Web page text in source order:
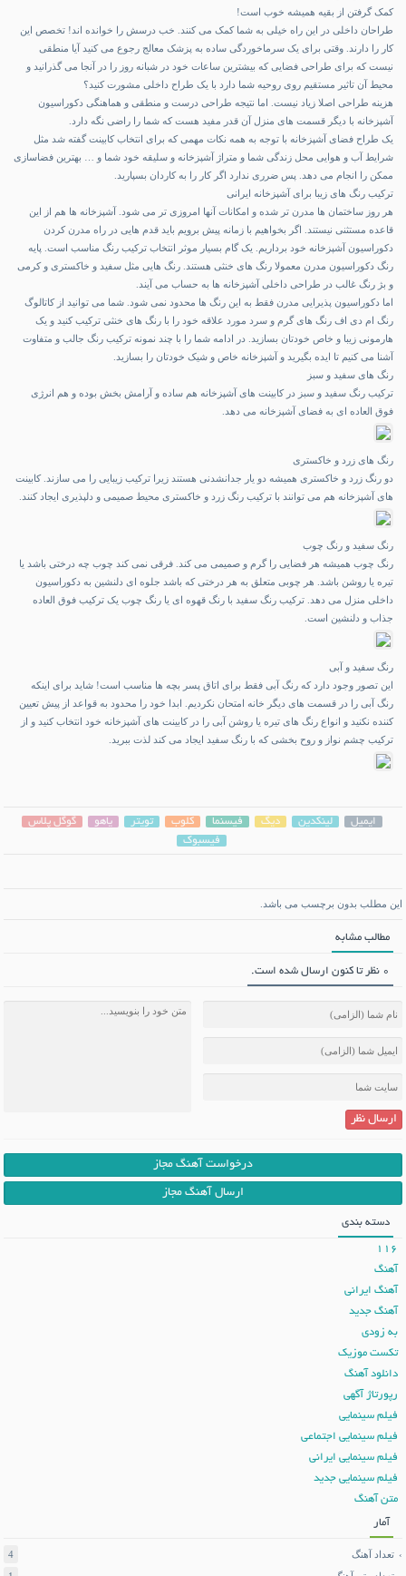
کمک گرفتن از بقیه همیشه خوب است!
طراحان داخلی در این راه خیلی به شما کمک می کنند. خب درسش را خوانده اند! تخصص این
کار را دارند. وقتی برای یک سرماخوردگی ساده به پزشک معالج رجوع می کنید آیا منطقی
نیست که برای طراحی فضایی که بیشترین ساعات خود در شبانه روز را در آنجا می گذرانید و
محیط آن تاثیر مستقیم روی روحیه شما دارد با یک طراح داخلی مشورت کنید؟
هزینه طراحی اصلا زیاد نیست. اما نتیجه طراحی درست و منطقی و هماهنگی دکوراسیون
آشپزخانه با دیگر قسمت های منزل آن قدر مفید هست که شما را راضی نگه دارد.
یک طراح فضای آشپزخانه با توجه به همه نکات مهمی که برای انتخاب کابینت گفته شد مثل
شرایط آب و هوایی محل زندگی شما و متراژ آشپزخانه و سلیقه خود شما و … بهترین فضاسازی
ممکن را انجام می دهد. پس ضرری ندارد اگر کار را به کاردان بسپارید.
ترکیب رنگ های زیبا برای آشپزخانه ایرانی
هر روز ساختمان ها مدرن تر شده و امکانات آنها امروزی تر می شود. آشپزخانه ها هم از این
قاعده مستثنی نیستند. اگر بخواهیم با زمانه پیش برویم باید قدم هایی در راه مدرن کردن
دکوراسیون آشپزخانه خود برداریم. یک گام بسیار موثر انتخاب ترکیب رنگ مناسب است. پایه
رنگ دکوراسیون مدرن معمولا رنگ های خنثی هستند. رنگ هایی مثل سفید و خاکستری و کرمی
و بژ رنگ غالب در طراحی داخلی آشپزخانه ها به حساب می آیند.
امادکوراسیون پذیرایی مدرن فقط به این رنگ ها محدود نمی شود. شما می توانید ازکاتالوگ
رنگ ام دی اف رنگ های گرم و سرد مورد علاقه خود را با رنگ های خنثی ترکیب کنید و یک
هارمونی زیبا و خاص خودتان بسازید. در ادامه شما را با چند نمونه ترکیب رنگ جالب و متفاوت
آشنا می کنیم تا ایده بگیرید و آشپزخانه خاص و شیک خودتان را بسازید.
رنگ های سفید و سبز
ترکیب رنگ سفید و سبز در کابینت های آشپزخانه هم ساده و آرامش بخش بوده و هم انرژی
فوق العاده ای به فضای آشپزخانه می دهد.
رنگ های زرد و خاکستری
دو رنگ زرد و خاکستری همیشه دو یار جدانشدنی هستند زیرا ترکیب زیبایی را می سازند. کابینت
های آشپزخانه هم می توانند با ترکیب رنگ زرد و خاکستری محیط صمیمی و دلپذیری ایجاد کنند.
رنگ سفید و رنگ چوب
رنگ چوب همیشه هر فضایی را گرم و صمیمی می کند. فرقی نمی کند چوب چه درختی باشد یا
تیره یا روشن باشد. هر چوبی متعلق به هر درختی که باشد جلوه ای دلنشین به دکوراسیون
داخلی منزل می دهد. ترکیب رنگ سفید با رنگ قهوه ای یا رنگ چوب یک ترکیب فوق العاده
جذاب و دلنشین است.
رنگ سفید و آبی
این تصور وجود دارد که رنگ آبی فقط برای اتاق پسر بچه ها مناسب است! شاید برای اینکه
رنگ آبی را در قسمت های دیگر خانه امتحان نکردیم. ابدا خود را محدود به قواعد از پیش تعیین
کننده نکنید و انواع رنگ های تیره یا روشن آبی را در کابینت های آشپزخانه خود انتخاب کنید و از
ترکیب چشم نواز و روح بخشی که با رنگ سفید ایجاد می کند لذت ببرید.
ایمیل لینکدین دیگ فیسنما کلوب تویتر یاهو
گوگل پلاس
فیسبوک
این مطلب بدون برچسب می باشد.
مطالب مشابه
0 نظر تا کنون ارسال شده است.
ارسال نظر
درخواست آهنگ مجاز
ارسال آهنگ مجاز
دسته بندی
116
آهنگ
آهنگ ایرانی
آهنگ جدید
به زودی
تکست موزیک
دانلود آهنگ
رپورتاژ آگهی
فیلم سینمایی
فیلم سینمایی اجتماعی
فیلم سینمایی ایرانی
فیلم سینمایی جدید
متن آهنگ
آمار
تعداد آهنگ
4